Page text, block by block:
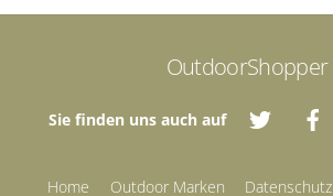
OutdoorShopper
Sie finden uns auch auf
Home Outdoor Marken Datenschutz